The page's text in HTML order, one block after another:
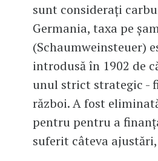
sunt considerați
Germania, taxa pe
(Schaumweinsteuer)
introdusă în 1902 de
unul strict strategic -
război. A fost
pentru pentru a
suferit câteva